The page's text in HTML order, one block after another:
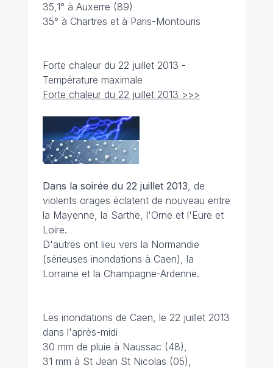
35,1° à Auxerre (89)
35° à Chartres et à Paris-Montouris
Forte chaleur du 22 juillet 2013 -
Température maximale
Forte chaleur du 22 juillet 2013 >>>
Dans la soirée du 22 juillet 2013, de
violents orages éclatent de nouveau entre
la Mayenne, la Sarthe, l'Orne et l'Eure et
Loire.
D'autres ont lieu vers la Normandie
(sérieuses inondations à Caen), la
Lorraine et la Champagne-Ardenne.
Les inondations de Caen, le 22 juillet 2013
dans l'après-midi
30 mm de pluie à Naussac (48),
31 mm à St Jean St Nicolas (05),